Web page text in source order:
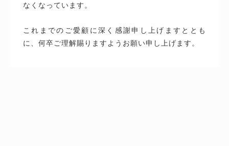
なくなっています。
これまでのご愛顧に深く感謝申し上げますととも
に、何卒ご理解賜りますようお願い申し上げます。